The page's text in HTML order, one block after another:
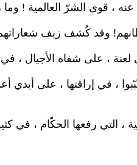
، قوى الشرّ العالمية ! وما
وقد كُشف زيف
، على شفاه الأجيال ، في
، في إراقتها ، على أيدي
، التي رفعها الحكّام ، في